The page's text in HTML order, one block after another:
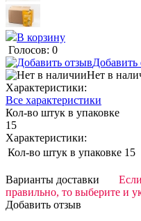
В корзину
Голосов: 0
Добавить
Нет в
Характеристики:
Все характеристики
Кол-во штук в упаковке
15
Характеристики:
Кол-во штук в упаковке 15
Варианты доставки
правильно, то выберите и
Добавить отзыв